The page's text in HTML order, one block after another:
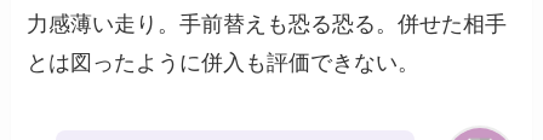
力感薄い走り。手前替えも恐る恐る。併せた相手
とは図ったように併入も評価できない。